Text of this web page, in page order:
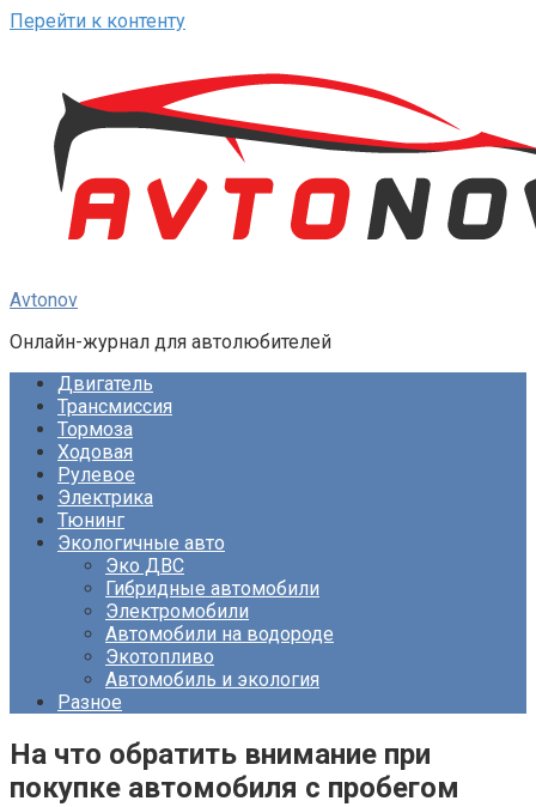
Перейти к контенту
Avtonov
Онлайн-журнал для автолюбителей
Двигатель
Трансмиссия
Тормоза
Ходовая
Рулевое
Электрика
Тюнинг
Экологичные авто
Эко ДВС
Гибридные автомобили
Электромобили
Автомобили на водороде
Экотопливо
Автомобиль и экология
Разное
На что обратить внимание при
покупке автомобиля с пробегом